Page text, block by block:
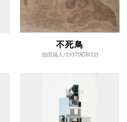
不死鳥
池田淑人/1937(昭和12)